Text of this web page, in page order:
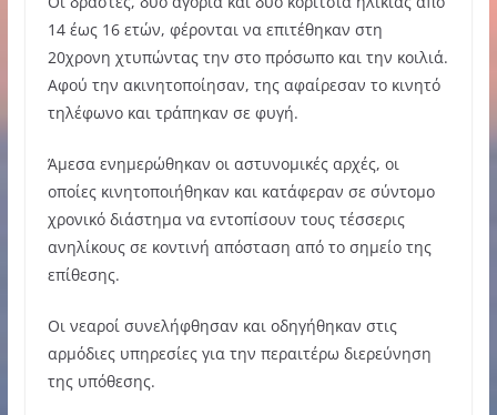
14 έως 16 ετών, φέρονται να επιτέθηκαν στη
20χρονη χτυπώντας την στο πρόσωπο και την κοιλιά.
Αφού την ακινητοποίησαν, της αφαίρεσαν το κινητό
τηλέφωνο και τράπηκαν σε φυγή.
Άμεσα ενημερώθηκαν οι αστυνομικές αρχές, οι
οποίες κινητοποιήθηκαν και κατάφεραν σε σύντομο
χρονικό διάστημα να εντοπίσουν τους τέσσερις
ανηλίκους σε κοντινή απόσταση από το σημείο της
επίθεσης.
Οι νεαροί συνελήφθησαν και οδηγήθηκαν στις
αρμόδιες υπηρεσίες για την περαιτέρω διερεύνηση
της υπόθεσης.